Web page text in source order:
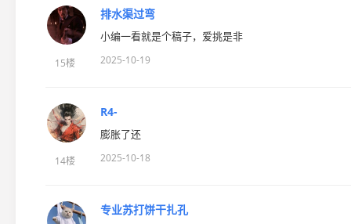
15楼
排水渠过弯
小编一看就是个稿子，爱挑是非
2025-10-19
14楼
R4-
膨胀了还
2025-10-18
专业苏打饼干扎孔